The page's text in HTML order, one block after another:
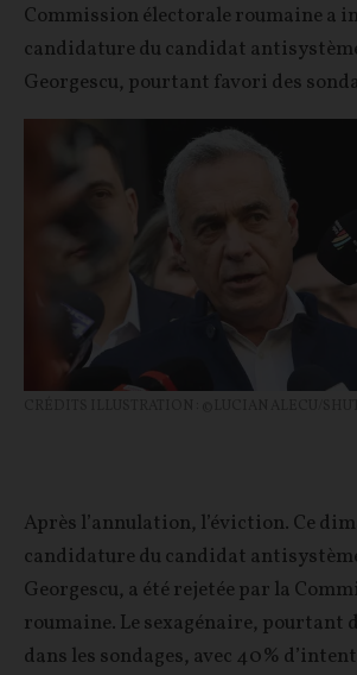
Commission électorale roumaine a
candidature du candidat
Georgescu, pourtant favori des
Après l’annulation, l’éviction. Ce
candidature du candidat
Georgescu, a été rejetée par la
roumaine. Le sexagénaire, pourtant
dans les sondages, avec 40%